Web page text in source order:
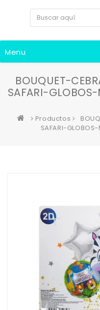
Menu
BOUQUET-
SAFARI-GLOBOS-
Productos
SAFARI-GLOBOS-